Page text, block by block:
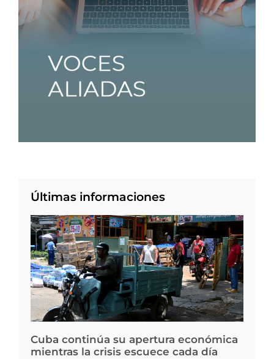
Últimas informaciones
Cuba continúa su apertura económica
mientras la crisis escuece cada día